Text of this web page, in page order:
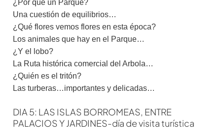
¿Por qué un Parque?
Una cuestión de equilibrios…
¿Qué flores vemos flores en esta época?
Los animales que hay en el Parque…
¿Y el lobo?
La Ruta histórica comercial del Arbola…
¿Quién es el tritón?
Las turberas…importantes y delicadas…
DIA 5: LAS ISLAS BORROMEAS, ENTRE
PALACIOS Y JARDINES-día de visita turística